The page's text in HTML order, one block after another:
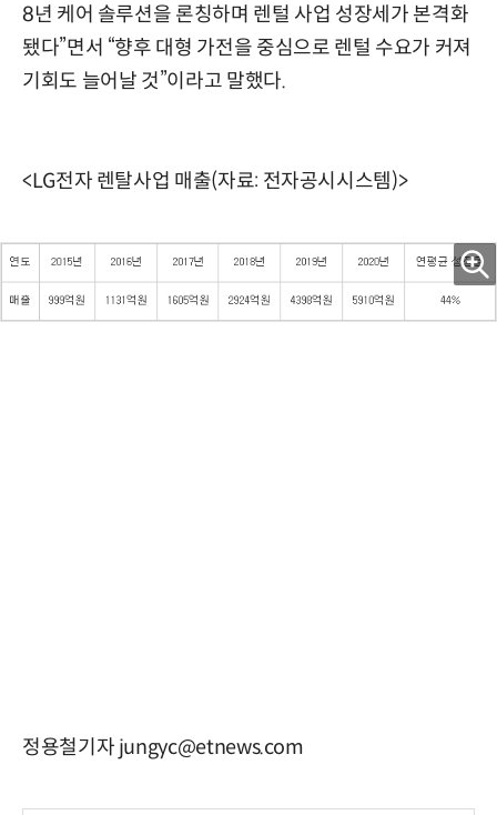
8년 케어 솔루션을 론칭하며 렌털 사업 성장세가 본격화
됐다”면서 “향후 대형 가전을 중심으로 렌털 수요가 커져
기회도 늘어날 것”이라고 말했다.
<LG전자 렌탈사업 매출(자료: 전자공시시스템)>
정용철기자 jungyc@etnews.com